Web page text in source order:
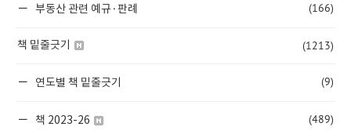
부동산 관련 예규·판례 (166)
책 밑줄긋기 (1213)
연도별 책 밑줄긋기 (9)
책 2023-26 (489)